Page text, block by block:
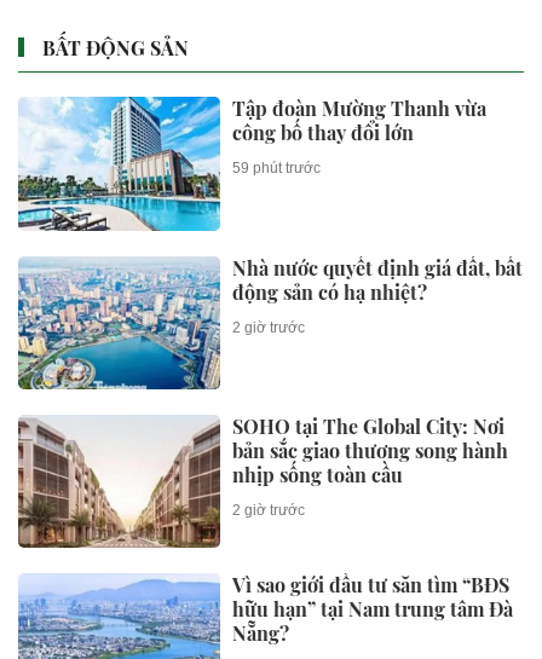
BẤT ĐỘNG SẢN
Tập đoàn Mường Thanh vừa
công bố thay đổi lớn
59 phút trước
Nhà nước quyết định giá đất, bất
động sản có hạ nhiệt?
2 giờ trước
SOHO tại The Global City: Nơi
bản sắc giao thương song hành
nhịp sống toàn cầu
2 giờ trước
Vì sao giới đầu tư săn tìm “BĐS
hữu hạn” tại Nam trung tâm Đà
Nẵng?